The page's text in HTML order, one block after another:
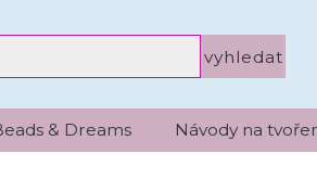
& Dreams Návody na